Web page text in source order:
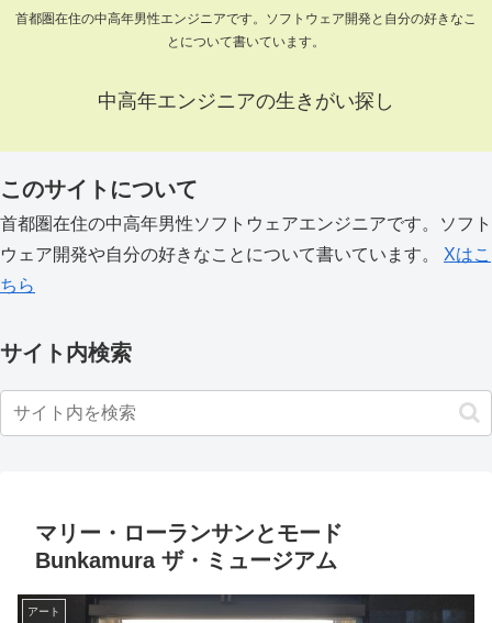
首都圏在住の中高年男性エンジニアです。ソフトウェア開発と自分の好きなこ
とについて書いています。
中高年エンジニアの生きがい探し
このサイトについて
首都圏在住の中高年男性ソフトウェアエンジニアです。ソフト
ウェア開発や自分の好きなことについて書いています。 Xはこ
ちら
サイト内検索
マリー・ローランサンとモード
Bunkamura ザ・ミュージアム
アート